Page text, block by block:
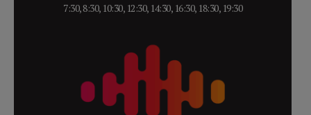
7:30, 8:30, 10:30, 12:30, 14:30, 16:30, 18:30, 19:30